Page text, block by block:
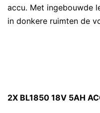
accu. Met ingebouwde
in donkere ruimten de
2X BL1850 18V 5AH